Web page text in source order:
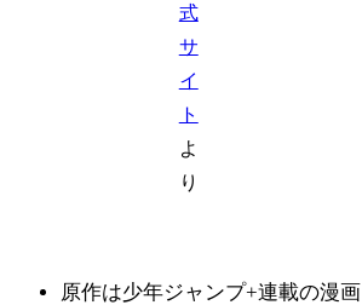
式
サ
イ
ト
よ
り
原作は少年ジャンプ+連載の漫画